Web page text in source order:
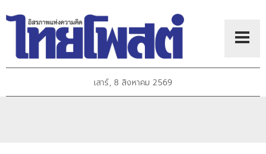
เสาร์, 8 สิงหาคม 2569